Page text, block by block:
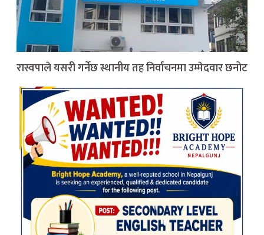
रास्वपाले यसरी गर्नेछ स्थानीय तह निर्वाचनमा उम्मेदवार छनोट